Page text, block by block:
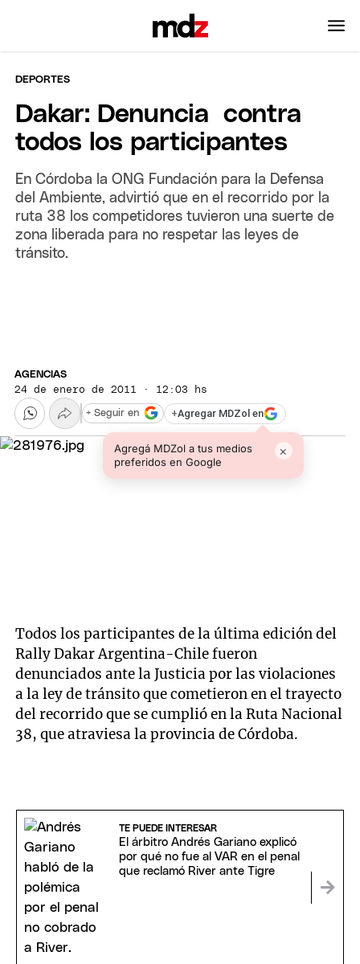
DEPORTES
Dakar: Denuncia contra
todos los participantes
En Córdoba la ONG Fundación para la Defensa
del Ambiente, advirtió que en el recorrido por la
ruta 38 los competidores tuvieron una suerte de
zona liberada para no respetar las leyes de
tránsito.
AGENCIAS
24 de enero de 2011 · 12:03 hs
+Agregar MDZol en
Agregá MDZol a tus medios
preferidos en Google
×
+ Seguir en
Todos los participantes de la última edición del
Rally Dakar Argentina-Chile fueron
denunciados ante la Justicia por las violaciones
a la ley de tránsito que cometieron en el trayecto
del recorrido que se cumplió en la Ruta Nacional
38, que atraviesa la provincia de Córdoba.
TE PUEDE INTERESAR
El árbitro Andrés Gariano explicó
por qué no fue al VAR en el penal
que reclamó River ante Tigre